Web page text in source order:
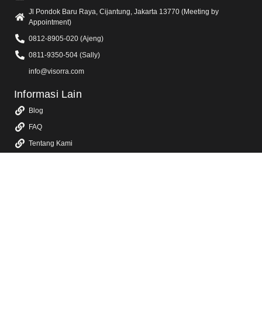
Jl Pondok Baru Raya, Cijantung, Jakarta 13770 (Meeting by
Appointment)
0812-8905-020 (Ajeng)
0811-9350-504 (Sally)
info@visorra.com
Informasi Lain
Blog
FAQ
Tentang Kami